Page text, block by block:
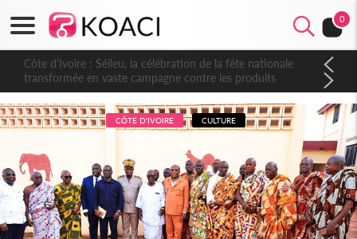
0
Côte d'Ivoire : Séileu, la célébration de la fête nationale
transformée en vaste campagne contre les produits
dépigmentants dangereux
CÔTE D'IVOIRE CULTURE